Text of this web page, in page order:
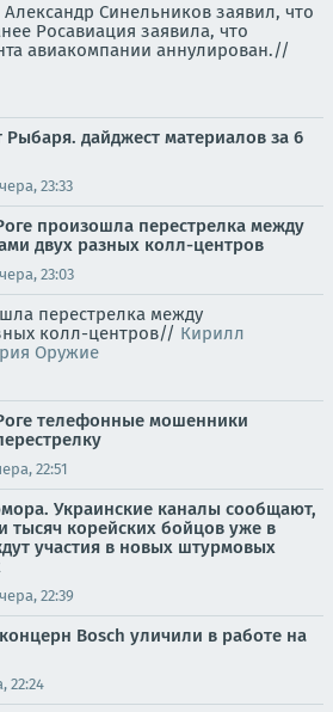
Синельников заявил, что
Росавиация заявила, что
авиакомпании аннулирован.//
Рыбаря. дайджест материалов за 6
23:33
произошла перестрелка между
двух разных колл-центров
23:03
перестрелка между
колл-центров// Кирилл
Оружие
телефонные мошенники
22:51
Украинские каналы сообщают,
тысяч корейских бойцов уже в
участия в новых штурмовых
22:39
Bosch уличили в работе на
22:24